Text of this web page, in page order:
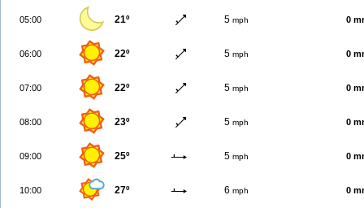
05:00 21º 5 mph 0
06:00 22º 5 mph 0
07:00 22º 5 mph 0
08:00 23º 5 mph 0
09:00 25º 5 mph 0
10:00 27º 6 mph 0